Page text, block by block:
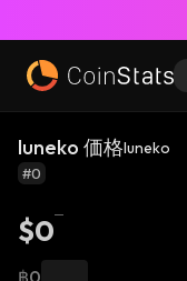
luneko 価格luneko
#0
$0
฿0